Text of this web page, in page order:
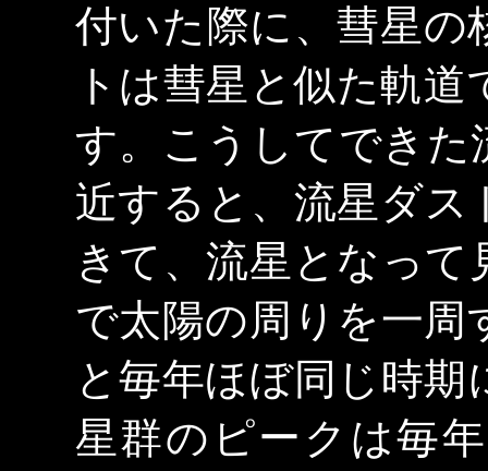
付いた際に、彗星の
トは彗星と似た軌
す。こうしてできた
近すると、流星ダス
きて、流星となっ
で太陽の周りを一周
と毎年ほぼ同じ時
星群のピークは毎